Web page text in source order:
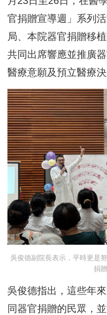
官捐贈宣導週」系列
局、本院器官捐贈移
共同出席響應並推廣
醫療意願及預立醫療決
吳俊德副院長表示，平時更是
捐
吳俊德指出，這些年
同器官捐贈的民眾，